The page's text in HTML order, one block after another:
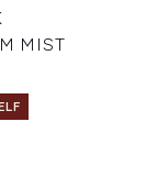
MIST